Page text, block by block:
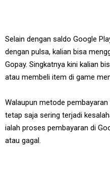
Selain dengan saldo Google
dengan pulsa, kalian bisa
Gopay. Singkatnya kini kalian
atau membeli item di game
Walaupun metode
tetap saja sering terjadi
ialah proses pembayaran di
atau gagal.